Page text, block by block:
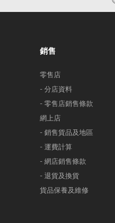
銷售
零售店
- 分店資料
- 零售店銷售條款
網上店
- 銷售貨品及地區
- 運費計算
- 網店銷售條款
- 退貨及換貨
貨品保養及維修